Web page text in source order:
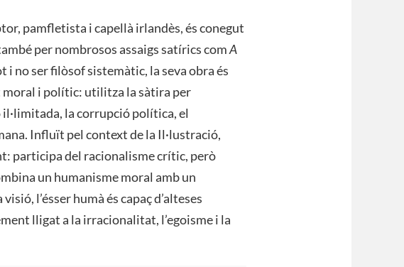
pamfletista i capellà irlandès, és conegut
per nombrosos assaigs satírics comA
i no ser filòsof sistemàtic, la seva obra és
i polític: utilitza la sàtira per
la corrupció política, el
Influït pel context de la Il·lustració,
participa del racionalisme crític, però
un humanisme moral amb un
l’ésser humà és capaç d’alteses
lligat a la irracionalitat, l’egoisme i la